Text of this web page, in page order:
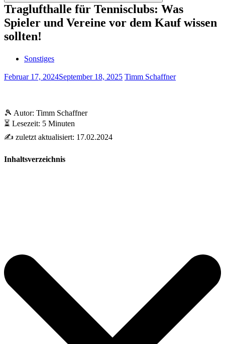
Suchen
Traglufthalle für Tennisclubs: Was
Spieler und Vereine vor dem Kauf wissen
sollten!
Sonstiges
Februar 17, 2024September 18, 2025 Timm Schaffner
🎾 Autor: Timm Schaffner
⏳ Lesezeit: 5 Minuten
✍️ zuletzt aktualisiert: 17.02.2024
Inhaltsverzeichnis